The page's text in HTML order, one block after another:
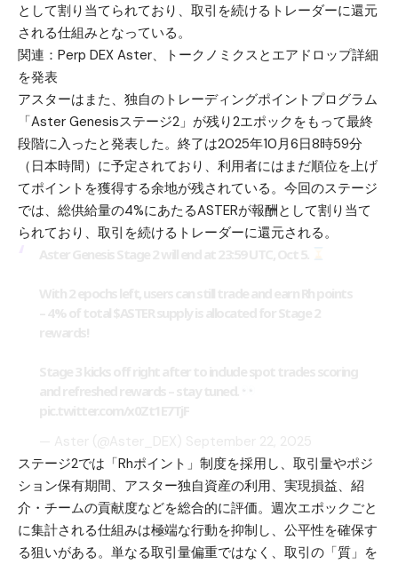
として割り当てられており、取引を続けるトレーダーに還元
される仕組みとなっている。
関連： Perp DEX Aster、トークノミクスとエアドロップ詳細
を発表
アスターはまた、独自のトレーディングポイントプログラム
「Aster Genesisステージ2」が残り2エポックをもって最終
段階に入ったと発表した。終了は2025年10月6日8時59分
（日本時間）に予定されており、利用者にはまだ順位を上げ
てポイントを獲得する余地が残されている。今回のステージ
では、総供給量の4%にあたるASTERが報酬として割り当て
られており、取引を続けるトレーダーに還元される。
ステージ2では「Rhポイント」制度を採用し、取引量やポジ
ション保有期間、アスター独自資産の利用、実現損益、紹
介・チームの貢献度などを総合的に評価。週次エポックごと
に集計される仕組みは極端な行動を抑制し、公平性を確保す
る狙いがある。単なる取引量偏重ではなく、取引の「質」を